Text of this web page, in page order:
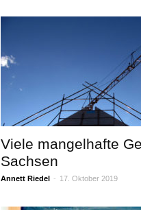
Viele mangelhafte
Sachsen
Annett Riedel - 17. Oktober 2019